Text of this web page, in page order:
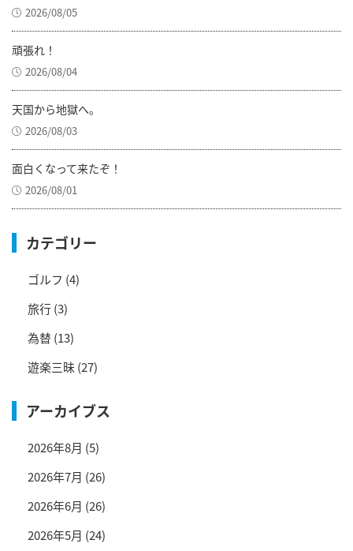
2026/08/05
頑張れ！
2026/08/04
天国から地獄へ。
2026/08/03
面白くなって来たぞ！
2026/08/01
カテゴリー
ゴルフ (4)
旅行(3)
為替(13)
遊楽三昧(27)
アーカイブス
2026年8月 (5)
2026年7月 (26)
2026年6月 (26)
2026年5月 (24)